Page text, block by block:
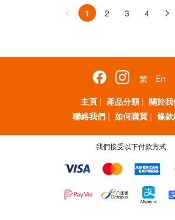
1 2 3 4
繁
En
主頁 | 產品分類 | 關於
聯絡我們 | 如何購買 | 條
我們接受以下付款方式